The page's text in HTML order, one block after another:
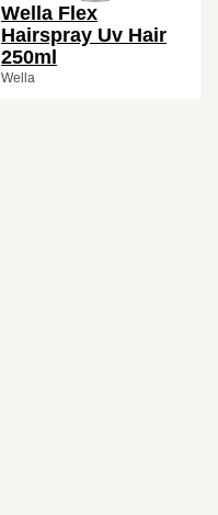
Wella Flex
Hairspray Uv Hair
250ml
Wella